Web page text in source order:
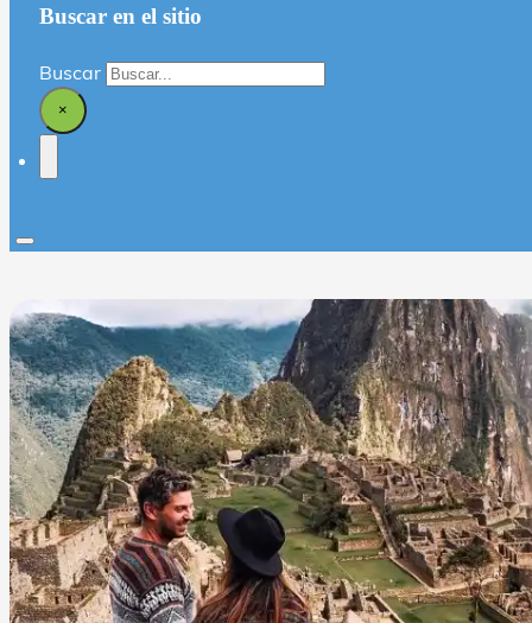
Buscar en el sitio
Buscar
×